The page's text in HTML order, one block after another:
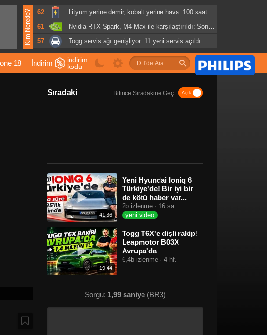
Kim Nerede? 62
Lityum yerine demir, kobalt yerine hava: 100 saatlik batarya geliyor
61
Nvidia RTX Spark, M4 Max ile karşılaştırıldı: Sonuçlar şaşırtıcı
57
Togg servis ağı genişliyor: 11 yeni servis açıldı
18 İndirim
indirim
kodu
Sıradaki Bitince Sıradakine Geç
41:36
Yeni Hyundai Ioniq 6
Türkiye'de! Bir iyi bir
de kötü haber var...
2b izlenme · 16 sa.
yeni video
19:44
Togg T6X'e dişli rakip!
Leapmotor B03X
Avrupa'da
6,4b izlenme · 4 hf.
Sorgu: 1,99 saniye (BR3)